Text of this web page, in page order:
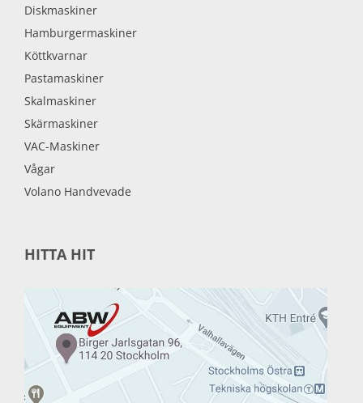
Diskmaskiner
Hamburgermaskiner
Köttkvarnar
Pastamaskiner
Skalmaskiner
Skärmaskiner
VAC-Maskiner
Vågar
Volano Handvevade
HITTA HIT